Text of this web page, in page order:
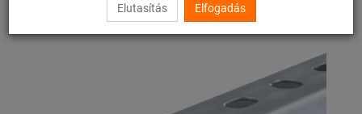
Elutasítás Elfogadás